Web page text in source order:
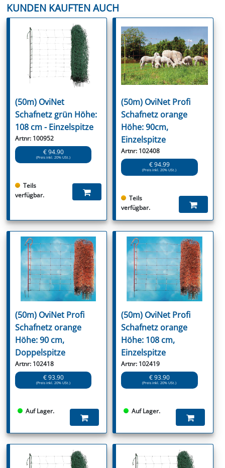
KUNDEN KAUFTEN AUCH
(50m) OviNet
Schafnetz grün Höhe:
108 cm - Einzelspitze
Artnr: 100952
€ 94.90
(Preis inkl. 20% USt.)
Teils
verfügbar.
(50m) OviNet Profi
Schafnetz orange
Höhe: 90cm,
Einzelspitze
Artnr: 102408
€ 94.99
(Preis inkl. 20% USt.)
Teils
verfügbar.
(50m) OviNet Profi
Schafnetz orange
Höhe: 90 cm,
Doppelspitze
Artnr: 102418
€ 93.90
(Preis inkl. 20% USt.)
Auf Lager.
(50m) OviNet Profi
Schafnetz orange
Höhe: 108 cm,
Einzelspitze
Artnr: 102419
€ 93.90
(Preis inkl. 20% USt.)
Auf Lager.